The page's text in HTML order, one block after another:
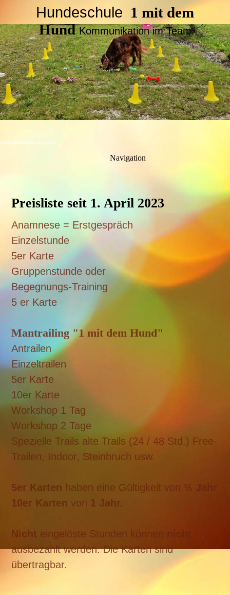
Hundeschule 1 mit dem
Hund Kommunikation im Team
Navigation
Preisliste seit 1. April 2023
Anamnese = Erstgespräch
Einzelstunde
5er Karte
Gruppenstunde oder
Begegnungs-Training
5 er Karte
Mantrailing "1 mit dem Hund"
Antrailen
Einzeltrailen
5er Karte
10er Karte
Workshop 1 Tag
Workshop 2 Tage
Spezielle Trails alte Trails (24 / 48 Std.) Free-
Trailen, Indoor, Steinbruch usw.
5er Karten haben eine Gültigkeit von
10er Karten von 1 Jahr.
Nicht eingelöste Stunden können
ausbezahlt werden.Die Karten sind
übertragbar.